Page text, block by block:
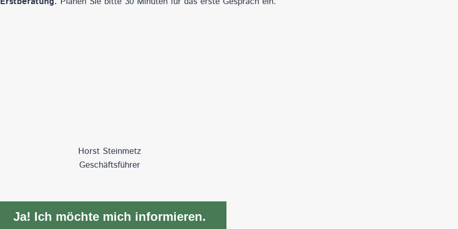
Horst Steinmetz
Geschäftsführer
Ja! Ich möchte mich informieren.